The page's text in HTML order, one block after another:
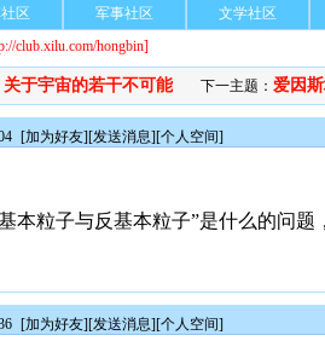
区 军事社区 文学社区
club.xilu.com/hongbin]
关于宇宙的若干不可能 下一主题：爱因
[加为好友][发送消息][个人空间]
本粒子与反基本粒子”是什么的问
[加为好友][发送消息][个人空间]